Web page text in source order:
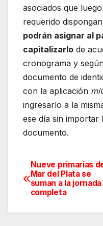
asociados que
requerido
podrán asignar al
capitalizarlo de
cronograma y
documento de
con la aplicación
ingresarlo a la
ese día sin importar
documento.
de
entradas
Nueve primarias
Mar del Plata se
suman a la jornada
completa